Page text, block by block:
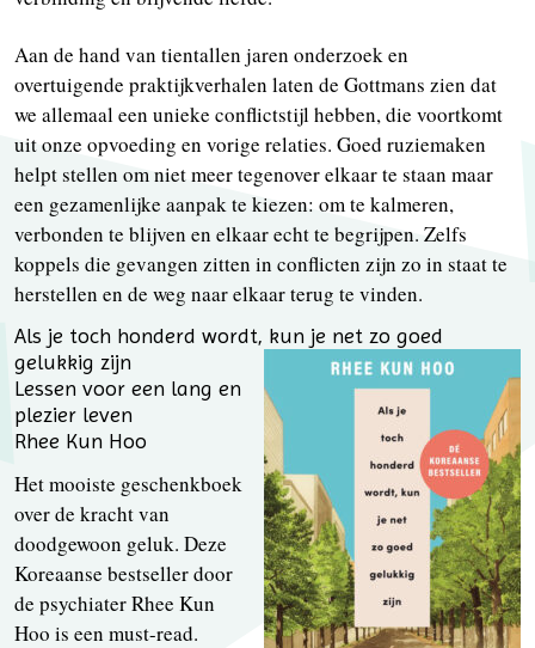
Aan de hand van tientallen jaren onderzoek en
overtuigende praktijkverhalen laten de Gottmans zien dat
we allemaal een unieke conflictstijl hebben, die voortkomt
uit onze opvoeding en vorige relaties. Goed ruziemaken
helpt stellen om niet meer tegenover elkaar te staan maar
een gezamenlijke aanpak te kiezen: om te kalmeren,
verbonden te blijven en elkaar echt te begrijpen. Zelfs
koppels die gevangen zitten in conflicten zijn zo in staat te
herstellen en de weg naar elkaar terug te vinden.
Als je toch honderd wordt, kun je net zo goed
gelukkig zijn
Lessen voor een lang en
plezier leven
Rhee Kun Hoo
Het mooiste geschenkboek
over de kracht van
doodgewoon geluk. Deze
Koreaanse bestseller door
de psychiater Rhee Kun
Hoo is een must-read.